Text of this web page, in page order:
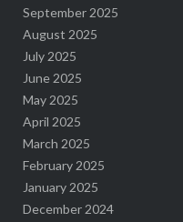
September 2025
August 2025
July 2025
June 2025
May 2025
April 2025
March 2025
February 2025
January 2025
December 2024